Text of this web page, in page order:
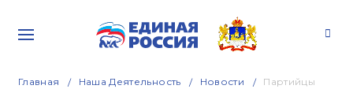
Главная Наша Деятельность Новости
Партийцы